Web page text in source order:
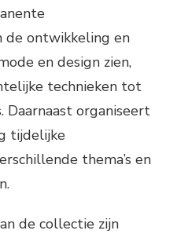
ontwikkeling en
en design zien,
technieken tot
Daarnaast organiseert
tijdelijke
thema’s en
de collectie zijn